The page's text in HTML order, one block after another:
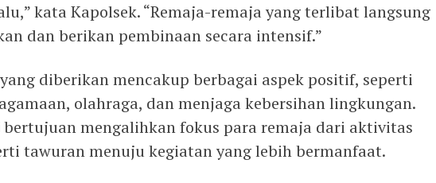
kata Kapolsek. “Remaja-remaja yang terlibat langsung
dan berikan pembinaan secara intensif.”
diberikan mencakup berbagai aspek positif, seperti
olahraga, dan menjaga kebersihan lingkungan.
mengalihkan fokus para remaja dari aktivitas
tawuran menuju kegiatan yang lebih bermanfaat.